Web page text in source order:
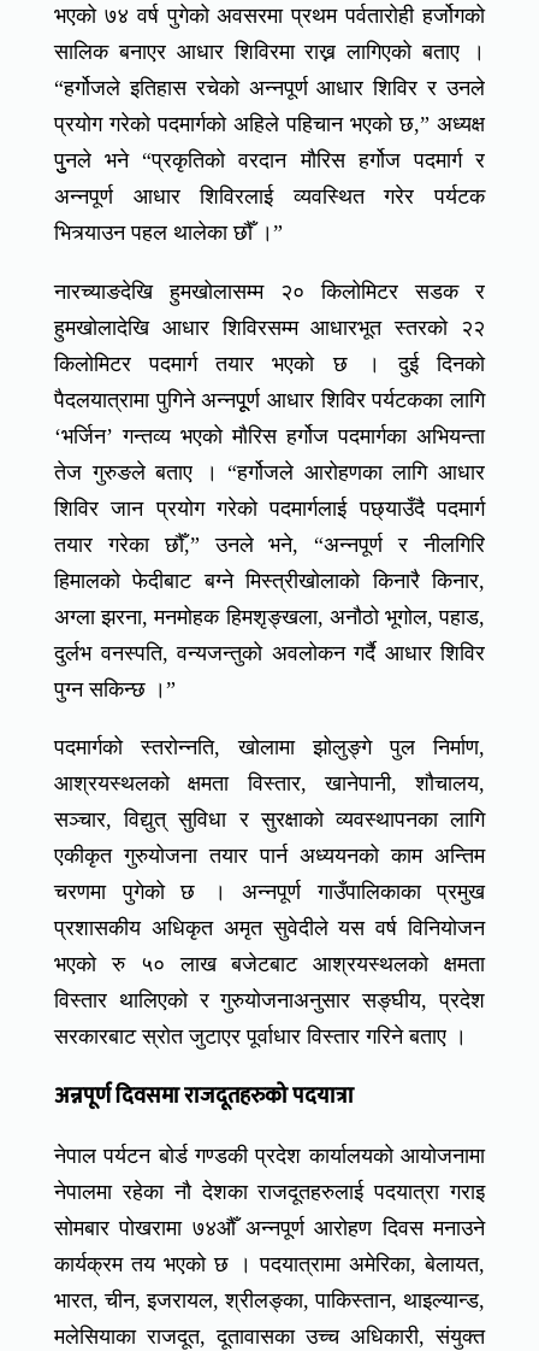
भएको ७४ वर्ष पुगेको अवसरमा प्रथम पर्वतारोही हर्जोगको
सालिक बनाएर आधार शिविरमा राख्न लागिएको बताए ।
“हर्गोजले इतिहास रचेको अन्नपूर्ण आधार शिविर र उनले
प्रयोग गरेको पदमार्गको अहिले पहिचान भएको छ,” अध्यक्ष
पुुनले भने “प्रकृतिको वरदान मौरिस हर्गोज पदमार्ग र
अन्नपूर्ण आधार शिविरलाई व्यवस्थित गरेर पर्यटक
भित्र्याउन पहल थालेका छौँ ।”
नारच्याङदेखि हुमखोलासम्म २० किलोमिटर सडक र
हुमखोलादेखि आधार शिविरसम्म आधारभूत स्तरको २२
किलोमिटर पदमार्ग तयार भएको छ । दुई दिनको
पैदलयात्रामा पुगिने अन्नपूूर्ण आधार शिविर पर्यटकका लागि
‘भर्जिन’ गन्तव्य भएको मौरिस हर्गोज पदमार्गका अभियन्ता
तेज गुरुङले बताए । “हर्गोजले आरोहणका लागि आधार
शिविर जान प्रयोग गरेको पदमार्गलाई पछ्याउँदै पदमार्ग
तयार गरेका छौँ,” उनले भने, “अन्नपूर्ण र नीलगिरि
हिमालको फेदीबाट बग्ने मिस्त्रीखोलाको किनारै किनार,
अग्ला झरना, मनमोहक हिमशृङ्खला, अनौठो भूगोल, पहाड,
दुर्लभ वनस्पति, वन्यजन्तुको अवलोकन गर्दै आधार शिविर
पुग्न सकिन्छ ।”
पदमार्गको स्तरोन्नति, खोलामा झोलुङ्गे पुल निर्माण,
आश्रयस्थलको क्षमता विस्तार, खानेपानी, शौचालय,
सञ्चार, विद्युत् सुविधा र सुरक्षाको व्यवस्थापनका लागि
एकीकृत गुरुयोजना तयार पार्न अध्ययनको काम अन्तिम
चरणमा पुगेको छ । अन्नपूर्ण गाउँपालिकाका प्रमुख
प्रशासकीय अधिकृत अमृत सुवेदीले यस वर्ष विनियोजन
भएको रु ५० लाख बजेटबाट आश्रयस्थलको क्षमता
विस्तार थालिएको र गुरुयोजनाअनुसार सङ्घीय, प्रदेश
सरकारबाट स्रोत जुटाएर पूर्वाधार विस्तार गरिने बताए ।
अन्नपूर्ण दिवसमा राजदूतहरुको पदयात्रा
नेपाल पर्यटन बोर्ड गण्डकी प्रदेश कार्यालयको आयोजनामा
नेपालमा रहेका नौ देशका राजदूतहरुलाई पदयात्रा गराइ
सोमबार पोखरामा ७४औँ अन्नपूर्ण आरोहण दिवस मनाउने
कार्यक्रम तय भएको छ । पदयात्रामा अमेरिका, बेलायत,
भारत, चीन, इजरायल, श्रीलङ्का, पाकिस्तान, थाइल्यान्ड,
मलेसियाका राजदूत, दूतावासका उच्च अधिकारी, संयुक्त